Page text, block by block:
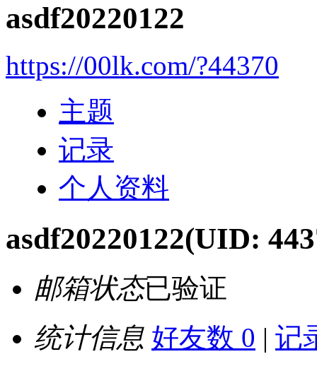
asdf20220122
https://00lk.com/?44370
主题
记录
个人资料
asdf20220122(UID:
邮箱状态已验证
统计信息 好友数 0 | 记